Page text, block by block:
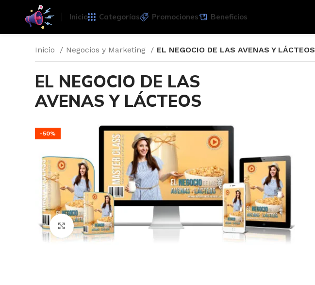
Inicio Categorías Promociones Beneficios
Inicio Negocios y Marketing EL NEGOCIO DE LAS AVENAS Y LÁCTEOS
EL NEGOCIO DE LAS
AVENAS Y LÁCTEOS
-50%
Click para agrandar